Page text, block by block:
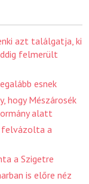
azt találgatja, ki
felmerült
esnek
hogy Mészárosék
alatt
felvázolta a
a Szigetre
is előre néz